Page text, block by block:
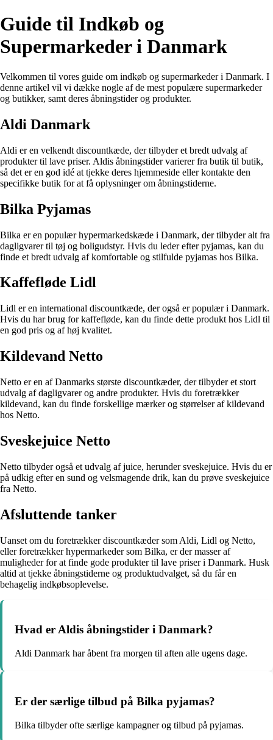
Guide til Indkøb og
Supermarkeder i Danmark
Velkommen til vores guide om indkøb og supermarkeder i Danmark. I
denne artikel vil vi dække nogle af de mest populære supermarkeder
og butikker, samt deres åbningstider og produkter.
Aldi Danmark
Aldi er en velkendt discountkæde, der tilbyder et bredt udvalg af
produkter til lave priser. Aldis åbningstider varierer fra butik til butik,
så det er en god idé at tjekke deres hjemmeside eller kontakte den
specifikke butik for at få oplysninger om åbningstiderne.
Bilka Pyjamas
Bilka er en populær hypermarkedskæde i Danmark, der tilbyder alt fra
dagligvarer til tøj og boligudstyr. Hvis du leder efter pyjamas, kan du
finde et bredt udvalg af komfortable og stilfulde pyjamas hos Bilka.
Kaffefløde Lidl
Lidl er en international discountkæde, der også er populær i Danmark.
Hvis du har brug for kaffefløde, kan du finde dette produkt hos Lidl til
en god pris og af høj kvalitet.
Kildevand Netto
Netto er en af Danmarks største discountkæder, der tilbyder et stort
udvalg af dagligvarer og andre produkter. Hvis du foretrækker
kildevand, kan du finde forskellige mærker og størrelser af kildevand
hos Netto.
Sveskejuice Netto
Netto tilbyder også et udvalg af juice, herunder sveskejuice. Hvis du er
på udkig efter en sund og velsmagende drik, kan du prøve sveskejuice
fra Netto.
Afsluttende tanker
Uanset om du foretrækker discountkæder som Aldi, Lidl og Netto,
eller foretrækker hypermarkeder som Bilka, er der masser af
muligheder for at finde gode produkter til lave priser i Danmark. Husk
altid at tjekke åbningstiderne og produktudvalget, så du får en
behagelig indkøbsoplevelse.
Hvad er Aldis åbningstider i Danmark?
Aldi Danmark har åbent fra morgen til aften alle ugens dage.
Er der særlige tilbud på Bilka pyjamas?
Bilka tilbyder ofte særlige kampagner og tilbud på pyjamas.